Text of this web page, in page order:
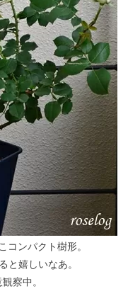
ンパクト樹形。
嬉しいなあ。
察中。